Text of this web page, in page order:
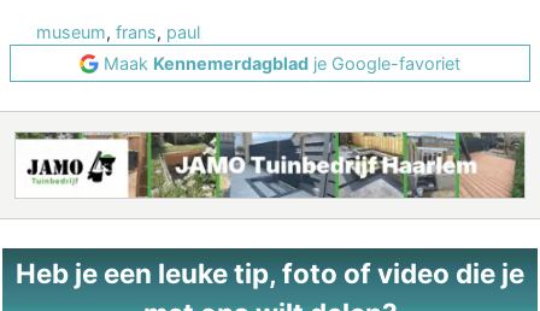
museum, frans, paul
Maak Kennemerdagblad je Google-favoriet
Heb je een leuke tip, foto of video die je